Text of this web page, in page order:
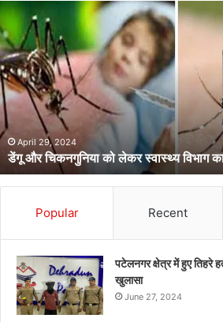
डेंगू
और
चिकनगुनिया
को
लेकर
स्वास्थ्य
विभाग
का
अर्लटApril 29, 2024
डेंगू और चिकनगुनिया को लेकर स्वास्थ्य विभाग
Popular Recent
पटेलनगर क्षेत्र में हुए तिहरे
खुलासा
June 27, 2024